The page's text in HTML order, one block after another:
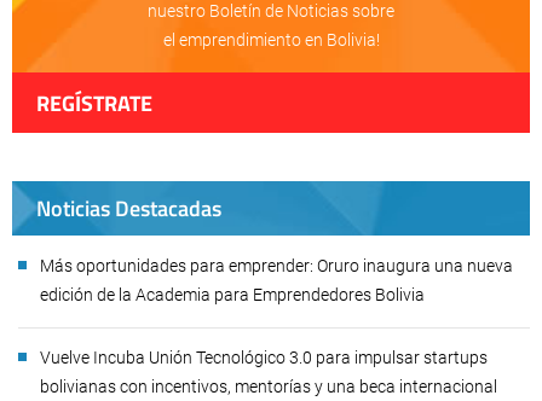
nuestro Boletín de Noticias sobre
el emprendimiento en Bolivia!
REGÍSTRATE
Noticias Destacadas
Más oportunidades para emprender: Oruro inaugura una nueva
edición de la Academia para Emprendedores Bolivia
Vuelve Incuba Unión Tecnológico 3.0 para impulsar startups
bolivianas con incentivos, mentorías y una beca internacional